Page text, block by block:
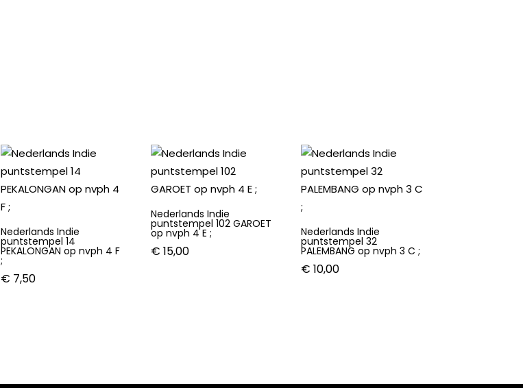
Nederlands Indie
puntstempel 14
PEKALONGAN op nvph 4 F
;
€ 7,50
Nederlands Indie
puntstempel 102 GAROET
op nvph 4 E ;
€ 15,00
Nederlands Indie
puntstempel 32
PALEMBANG op nvph 3 C ;
€ 10,00